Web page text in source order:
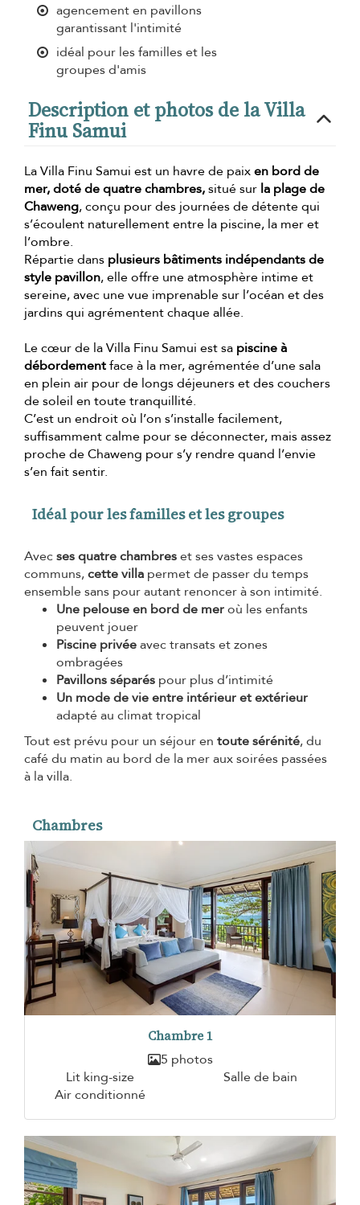
agencement en pavillons
garantissant l'intimité
idéal pour les familles et les
groupes d'amis
Description et photos de la Villa
Finu Samui
La Villa Finu Samui est un havre de paixen bord de
mer, doté de quatre chambres,situé sur la plage de
Chaweng, conçu pour des journées de détente qui
s’écoulent naturellement entre la piscine, la mer et
l’ombre.
Répartie dans plusieurs bâtiments indépendants de
style pavillon, elle offre une atmosphère intime et
sereine, avec une vue imprenable sur l’océan et des
jardins qui agrémentent chaque allée.
Le cœur de la Villa Finu Samui est sa piscine à
débordementface à la mer, agrémentée d’une sala
en plein air pour de longs déjeuners et des couchers
de soleil en toute tranquillité.
C’est un endroit où l’on s’installe facilement,
suffisamment calme pour se déconnecter, mais assez
proche de Chaweng pour s’y rendre quand l’envie
s’en fait sentir.
Idéal pour les familles et les groupes
Avec ses quatre chambreset ses vastes espaces
communs,cette villa permet de passer du temps
ensemble sans pour autant renoncer à son intimité.
Une pelouse en bord de meroù les enfants
peuvent jouer
Piscine privéeavec transats et zones
ombragées
Pavillons séparés pour plus d’intimité
Un mode de vie entre intérieur et extérieur
adapté au climat tropical
Tout est prévu pour un séjour en toute sérénité, du
café du matin au bord de la mer aux soirées passées
à la villa.
Chambres
Chambre 1
5 photos
Lit king-size
Salle de bain
Air conditionné